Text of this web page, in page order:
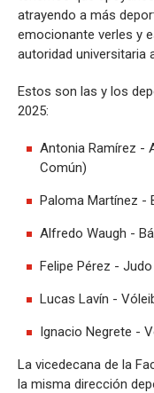
atrayendo a más
emocionante verles y
autoridad universitaria
Estos son las y los
2025:
Antonia Ramírez -
Común)
Paloma Martínez -
Alfredo Waugh -
Felipe Pérez -
Lucas Lavín -
Ignacio Negrete -
La vicedecana de la
la misma dirección